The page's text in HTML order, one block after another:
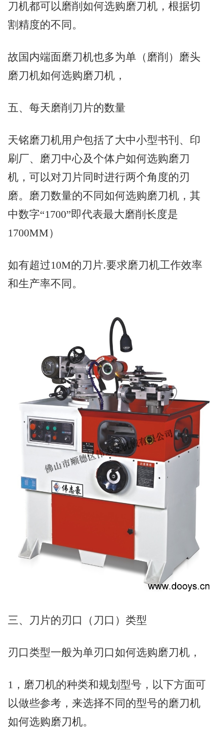
刀机都可以磨削如何选购磨刀机，根据切
割精度的不同。
故国内端面磨刀机也多为单（磨削）磨头
磨刀机如何选购磨刀机，
五、每天磨削刀片的数量
天铭磨刀机用户包括了大中小型书刊、印
刷厂、磨刀中心及个体户如何选购磨刀
机，可以对刀片同时进行两个角度的刃
磨。磨刀数量的不同如何选购磨刀机，其
中数字“1700”即代表最大磨削长度是
1700MM）
如有超过10M的刀片.要求磨刀机工作效率
和生产率不同。
三、刀片的刃口（刀口）类型
刃口类型一般为单刃口如何选购磨刀机，
1，磨刀机的种类和规划型号，以下方面可
以做些参考，来选择不同的型号的磨刀机
如何选购磨刀机。